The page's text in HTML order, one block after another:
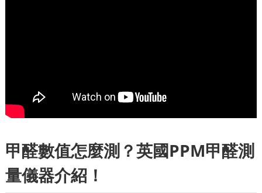
甲醛數值怎麼測？英國PPM甲醛測
量儀器介紹！